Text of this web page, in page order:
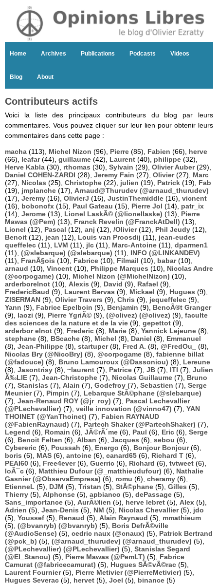
Home Archives Publications Podcasts Videos
Blog About
Contributeurs actifs
Voici la liste des principaux contributeurs du blog par leurs
commentaires. Vous pouvez cliquer sur leur lien pour obtenir leurs
commentaires dans cette page :
macha (113), Michel Nizon (96), Pierre (85), Fabien (66), herve
(66), leafar(44), guillaume (42), Laurent (40), philippe (32),
Herve Kabla (30), rthomas (30), Sylvain (29), Olivier Auber(29),
Daniel COHEN-ZARDI (28), Jeremy Fain (27), Olivier(27), Marc
(27), Nicolas (25), Christophe (22), julien (19), Patrick (19), Fab
(19), jmplanche (17), Arnaud@Thurudev (@arnaud_thurudev)
(17), Jeremy (16), OlivierJ (16), JustinThemiddle (16), vicnent
(16), bobonofx (15), Paul Gateau (15), Pierre Jol (14), patr_ix
(14), Jerome (13), Lionel LaskÃ© (@lionellaske) (13), Pierre
Mawas (@Pem) (13), Franck Revelin (@FranckAtDell) (13),
Lionel (12), Pascal (12), anj (12), /Olivier(12), Phil Jeudy (12),
Benoit (12), jean (12), Louis van Proosdij (11), jean-eudes
queffelec (11), LVM (11), jlc (11), Marc-Antoine (11), dparmen1
(11), (@slebarque) (@slebarque) (11), INFO (@LINKANDEV)
(11), FranÃ§ois (10), Fabrice (10), Filmail (10), babar(10),
arnaud (10), Vincent (10), Philippe Marques (10), Nicolas Andre
(@corpogame) (10), Michel Nizon (@MichelNizon) (10),
arderborelnot (10), Alexis (9), David (9), Rafael (9),
FredericBaud (9), Laurent Bervas (9), Mickael (9), Hugues (9),
ZISERMAN (9), Olivier Travers (9), Chris (9), jequeffelec (9),
Yann (9), Fabrice Epelboin (9), Benjamin (9), BenoÃ®t Granger
(9), laozi (9), Pierre YgriÃ© (9), (@olivez) (@olivez) (9), faculte
des sciences de la nature et de la vie (9), gepettot (9),
arderbor elnot (9), Frederic (8), Marie (8), Yannick Lejeune (8),
stephane (8), BScache (8), Michel (8), Daniel (8), Emmanuel
(8), Jean-Philippe (8), startuper(8), Fred A. (8), @FredOu_
(8),
Nicolas Bry (@NicoBry) (8), @corpogame (8), fabienne billat
(@fadouce) (8), Bruno Lamouroux (@Dassoniou) (8), Lereune
(8), Jasontrisy (8), ~laurent (7), Patrice (7), JB (7), ITI (7), Julien
Ã‰LIE (7), Jean-Christophe (7), Nicolas Guillaume (7), Bruno
(7), Stanislas (7), Alain (7), Godefroy (7), Sebastien (7), Serge
Meunier(7), Pimpin (7), Lebarque StÃ©phane (@slebarque)
(7), Jean-Renaud ROY (@jr_roy) (7), Pascal Lechevallier
(@PLechevallier) (7), veille innovation (@vinno47) (7), YAN
THOINET (@YanThoinet) (7), Fabien RAYNAUD
(@FabienRaynaud) (7), Partech Shaker (@PartechShaker) (7),
Legend (6), Romain (6), JÃ©rÃ´me (6), Paul (6), Eric (6), Serge
(6), Benoit Felten (6), Alban (6), Jacques (6), sebou (6),
Cybereric (6), Poussah (6), Energo (6), Bonjour Bonjour(6),
boris (6), MAS (6), antoine (6), canard65 (6), Richard T (6),
PEAI60 (6), Free4ever(6), Guerric (6), Richard (6), tvtweet (6),
loÃ¯c (6), Matthieu Dufour (@_matthieudufour) (6), Nathalie
Gasnier (@ObservaEmpresa) (6), romu (6), cheramy (6),
EtienneL (5), DJM (5), Tristan (5), StÃ©phane (5), Gilles (5),
Thierry (5), Alphonse (5), apbianco (5), dePassage (5),
Sans_importance (5), AurÃ©lien (5), herve lebret (5), Alex (5),
Adrien (5), Jean-Denis (5), NM (5), Nicolas Chevallier(5), jdo
(5), Youssef (5), Renaud (5), Alain Raynaud (5), mmathieum
(5), (@bvanryb) (@bvanryb) (5), Boris DefrÃ©ville
(@AudioSense) (5), cedric naux (@cnaux) (5), Patrick Bertrand
(@pck_b) (5), (@arnaud_thurudev) (@arnaud_thurudev) (5),
(@PLechevallier) (@PLechevallier) (5), Stanislas Segard
(@El_Stanou) (5), Pierre Mawas (@PemLT) (5), Fabrice
Camurat (@fabricecamurat) (5), Hugues SÃ©vÃ©rac (5),
Laurent Fournier(5), Pierre Metivier (@PierreMetivier) (5),
Hugues Severac (5), hervet (5), Joel (5), binance (5)